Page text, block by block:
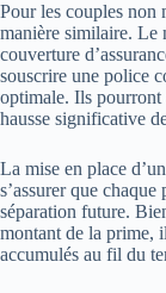
Pour les couples non
manière similaire. Le
couverture
souscrire une police
optimale. Ils pourront
hausse significative
La mise en place
s’assurer que
séparation future.
montant de la prime,
accumulés au fil du